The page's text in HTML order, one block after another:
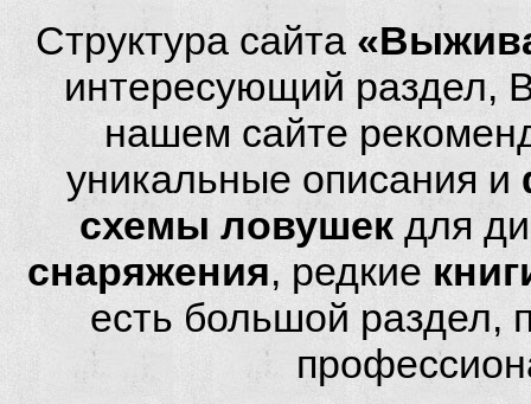
Структура сайта
интересующий раздел,
нашем сайте
уникальные описания и
схемы ловушек для
снаряжения, редкие
есть большой